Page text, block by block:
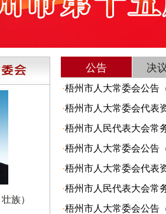
族）
公告 决
·梧州市人大常委会公告
·梧州市人大常委会代表
·梧州市人民代表大会常
·梧州市人大常委会公告
·梧州市人大常委会代表
·梧州市人民代表大会常
·梧州市人大常委会公告